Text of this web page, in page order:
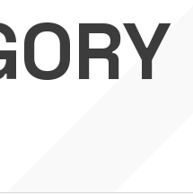
ス癒々＋
姫路